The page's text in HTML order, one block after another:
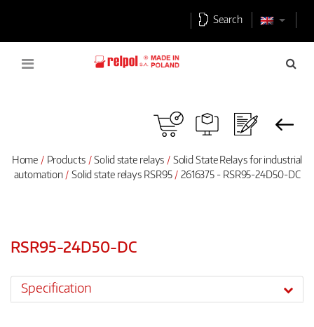
Search
Home Products Solid state relays
Solid State Relays for industrial
automation
Solid state relays RSR95 2616375 - RSR95-24D50-DC
RSR95-24D50-DC
Specification